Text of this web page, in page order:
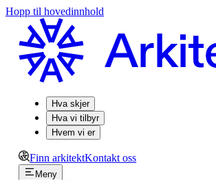
Hopp til hovedinnhold
Hva skjer
Hva vi tilbyr
Hvem vi er
Finn arkitektKontakt oss
Meny